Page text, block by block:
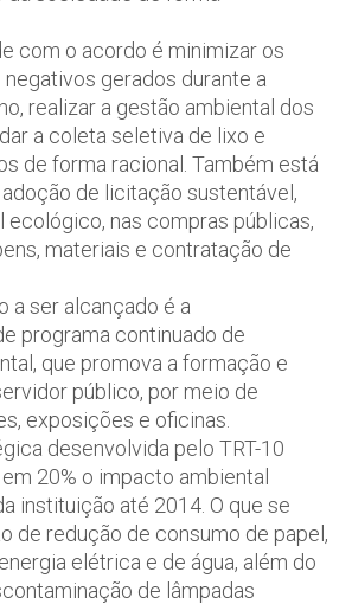
com o acordo é minimizar os
gerados durante a
realizar a gestão ambiental dos
a coleta seletiva de lixo e
de forma racional. Também está
de licitação sustentável,
ecológico, nas compras públicas,
materiais e contratação de
a ser alcançado é a
programa continuado de
que promova a formação e
público, por meio de
exposições e oficinas.
desenvolvida pelo TRT-10
20% o impacto ambiental
instituição até 2014. O que se
de redução de consumo de papel,
elétrica e de água, além do
de lâmpadas